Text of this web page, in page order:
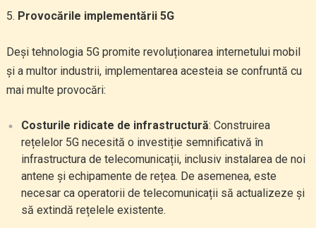
Provocările implementării 5G
Deși tehnologia 5G promite revoluționarea internetului mobil
și a multor industrii, implementarea acesteia se confruntă cu
mai multe provocări:
Costurile ridicate de infrastructură: Construirea
rețelelor 5G necesită o investiție semnificativă în
infrastructura de telecomunicații, inclusiv instalarea de noi
antene și echipamente de rețea. De asemenea, este
necesar ca operatorii de telecomunicații să actualizeze și
să extindă rețelele existente.